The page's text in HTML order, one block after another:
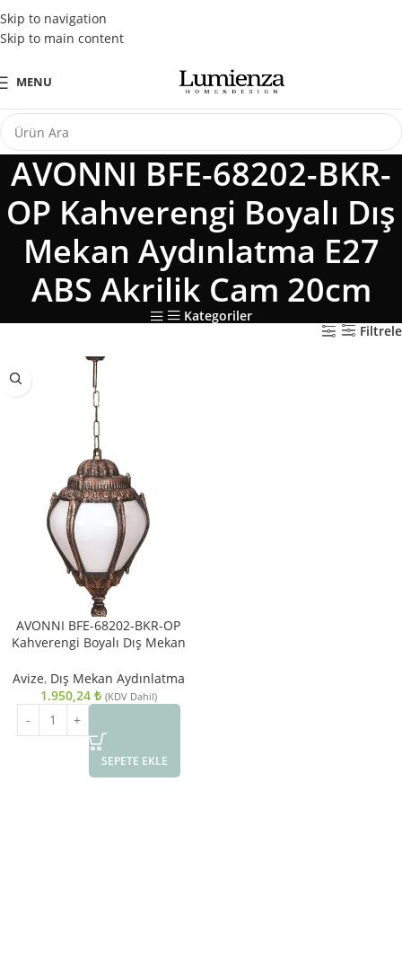
Skip to navigation
Skip to main content
Tüm Kredi Kartlarına Peşin Fiyatına 3 Taksit Fırsatı
MENU
AVONNI BFE-68202-BKR-
OP Kahverengi Boyalı Dış
Mekan Aydınlatma E27
ABS Akrilik Cam 20cm
Kategoriler
Filtrele
AVONNI BFE-68202-BKR-OP
Kahverengi Boyalı Dış Mekan
20cm
Avize, Dış Mekan Aydınlatma
1.950,24 ₺ (KDV Dahil)
SEPETE EKLE